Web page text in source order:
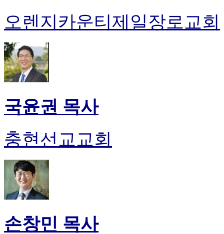
오렌지카운티제일장로교회
국윤권 목사
충현선교교회
손창민 목사